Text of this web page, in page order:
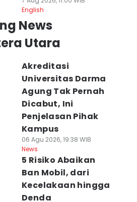
English
News
Utara
Akreditasi
Universitas Darma
Agung Tak Pernah
Dicabut, Ini
Penjelasan Pihak
Kampus
06 Agu 2026, 19:38 WIB
News
5 Risiko Abaikan
Ban Mobil, dari
Kecelakaan hingga
Denda